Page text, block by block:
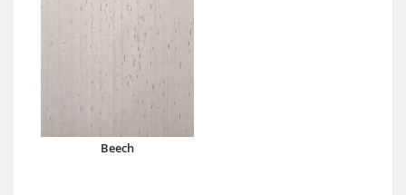
Beech